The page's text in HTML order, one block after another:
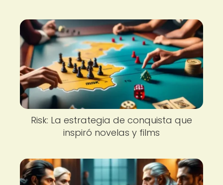
Risk: La estrategia de conquista que
inspiró novelas y films